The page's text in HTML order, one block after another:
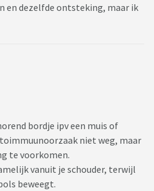
en dezelfde ontsteking, maar ik
bordje ipv een muis of
niet weg, maar
te voorkomen.
vanuit je schouder, terwijl
beweegt.